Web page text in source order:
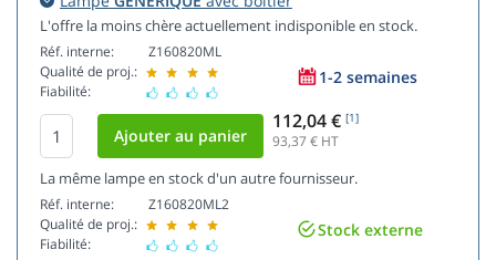
L'offre la moins chère actuellement indisponible en stock.
Réf. interne:
Qualité de proj.:
Fiabilité:
Z160820ML
1-2 semaines
112,04 € [1]
93,37 € HT
La même lampe en stock d'un autre fournisseur.
Réf. interne:
Qualité de proj.:
Fiabilité:
Z160820ML2
Stock externe